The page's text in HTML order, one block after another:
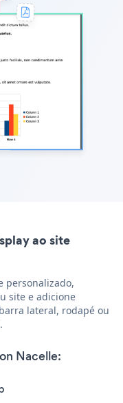
ao site
personalizado,
site e adicione
lateral, rodapé ou
Nacelle: